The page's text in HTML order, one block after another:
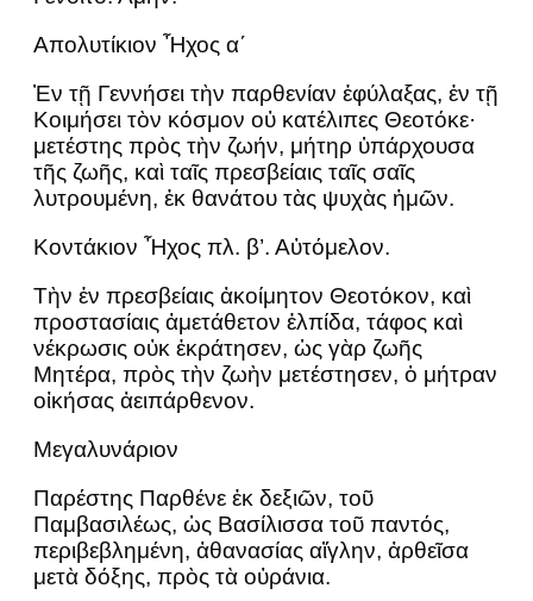
Απολυτίκιον Ἦχος α΄
Ἐν τῇ Γεννήσει τὴν παρθενίαν ἐφύλαξας, ἐν τῇ
Κοιμήσει τὸν κόσμον οὐ κατέλιπες Θεοτόκε·
μετέστης πρὸς τὴν ζωήν, μήτηρ ὑπάρχουσα
τῆς ζωῆς, καὶ ταῖς πρεσβείαις ταῖς σαῖς
λυτρουμένη, ἐκ θανάτου τὰς ψυχὰς ἡμῶν.
Κοντάκιον Ἦχος πλ. β’. Αὐτόμελον.
Τὴν ἐν πρεσβείαις ἀκοίμητον Θεοτόκον, καὶ
προστασίαις ἀμετάθετον ἐλπίδα, τάφος καὶ
νέκρωσις οὐκ ἐκράτησεν, ὡς γὰρ ζωῆς
Μητέρα, πρὸς τὴν ζωὴν μετέστησεν, ὁ μήτραν
οἰκήσας ἀειπάρθενον.
Μεγαλυνάριον
Παρέστης Παρθένε ἐκ δεξιῶν, τοῦ
Παμβασιλέως, ὡς Βασίλισσα τοῦ παντός,
περιβεβλημένη, ἀθανασίας αἴγλην, ἀρθεῖσα
μετὰ δόξης, πρὸς τὰ οὐράνια.